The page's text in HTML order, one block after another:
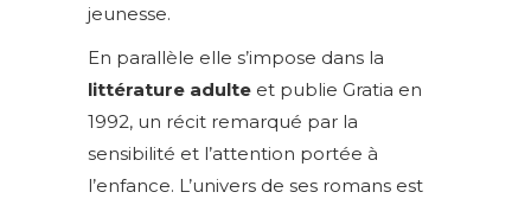
jeunesse.
En parallèle elle s’impose dans la
littérature adulte et publie Gratia en
1992, un récit remarqué par la
sensibilité et l’attention portée à
l’enfance. L’univers de ses romans est